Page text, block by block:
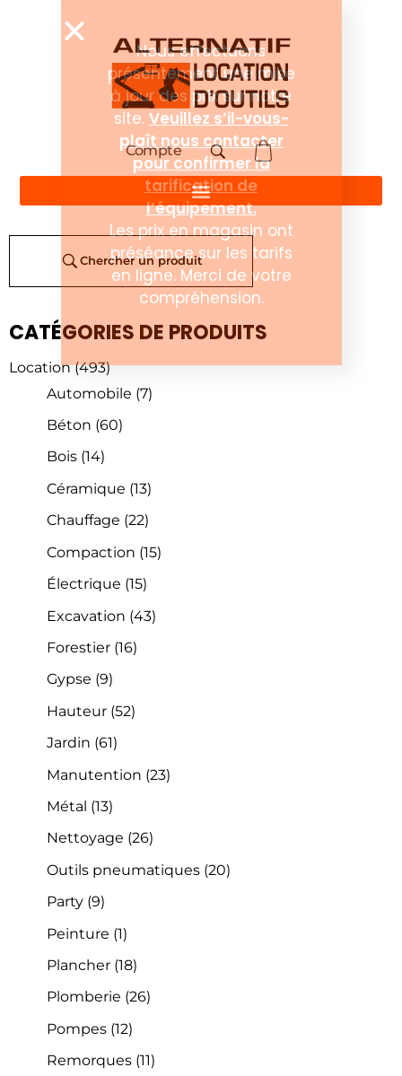
Compte
Chercher un produit
CATÉGORIES DE PRODUITS
Location (493)
Automobile (7)
Béton (60)
Bois (14)
Céramique (13)
Chauffage (22)
Compaction (15)
Électrique (15)
Excavation (43)
Forestier (16)
Gypse (9)
Hauteur (52)
Jardin (61)
Manutention (23)
Métal (13)
Nettoyage (26)
Outils pneumatiques (20)
Party (9)
Peinture (1)
Plancher (18)
Plomberie (26)
Pompes (12)
Remorques (11)